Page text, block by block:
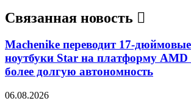
Связанная новость
Machenike переводит 17-
ноутбуки Star на платформу AMD
более долгую автономность
06.08.2026